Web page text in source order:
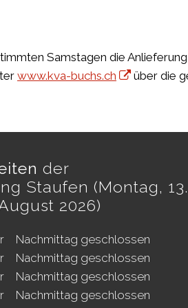
Samstagen die
www.kva-buchs.ch über die
der
Staufen (Montag,
2026)
Nachmittag geschlossen
Nachmittag geschlossen
Nachmittag geschlossen
Nachmittag geschlossen